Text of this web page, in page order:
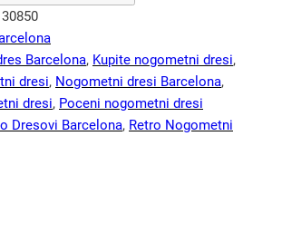
Barcelona, Kupite nogometni dresi
dresi, Nogometni dresi Barcelona
dresi, Poceni nogometni dresi
Dresovi Barcelona, Retro Nogometni